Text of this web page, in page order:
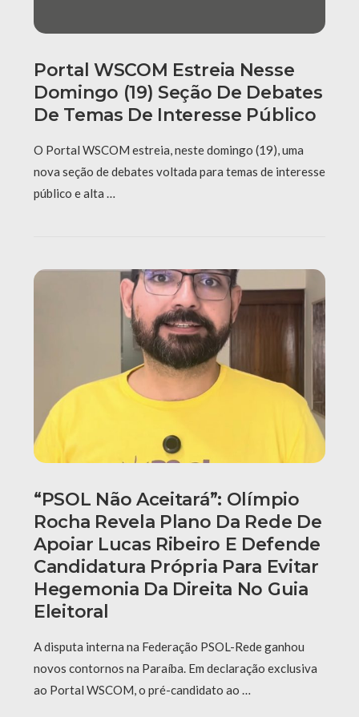
Portal WSCOM Estreia Nesse
Domingo (19) Seção De Debates
De Temas De Interesse Público
O Portal WSCOM estreia, neste domingo (19), uma
nova seção de debates voltada para temas de interesse
público e alta …
“PSOL Não Aceitará”: Olímpio
Rocha Revela Plano Da Rede De
Apoiar Lucas Ribeiro E Defende
Candidatura Própria Para Evitar
Hegemonia Da Direita No Guia
Eleitoral
A disputa interna na Federação PSOL-Rede ganhou
novos contornos na Paraíba. Em declaração exclusiva
ao Portal WSCOM, o pré-candidato ao …